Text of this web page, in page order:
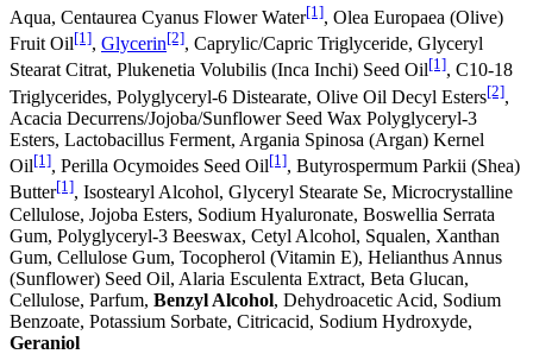
Aqua, Centaurea Cyanus Flower Water[1], Olea Europaea (Olive)
Fruit Oil[1], Glycerin[2], Caprylic/Capric Triglyceride, Glyceryl
Stearat Citrat, Plukenetia Volubilis (Inca Inchi) Seed Oil[1], C10-18
Triglycerides, Polyglyceryl-6 Distearate, Olive Oil Decyl Esters[2],
Acacia Decurrens/Jojoba/Sunflower Seed Wax Polyglyceryl-3
Esters, Lactobacillus Ferment, Argania Spinosa (Argan) Kernel
Oil[1], Perilla Ocymoides Seed Oil[1], Butyrospermum Parkii (Shea)
Butter[1], Isostearyl Alcohol, Glyceryl Stearate Se, Microcrystalline
Cellulose, Jojoba Esters, Sodium Hyaluronate, Boswellia Serrata
Gum, Polyglyceryl-3 Beeswax, Cetyl Alcohol, Squalen, Xanthan
Gum, Cellulose Gum, Tocopherol (Vitamin E), Helianthus Annus
(Sunflower) Seed Oil, Alaria Esculenta Extract, Beta Glucan,
Cellulose, Parfum, Benzyl Alcohol, Dehydroacetic Acid, Sodium
Benzoate, Potassium Sorbate, Citricacid, Sodium Hydroxyde,
Geraniol